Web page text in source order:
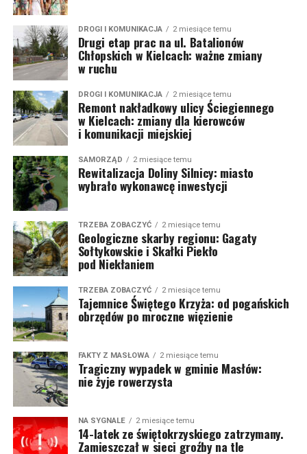
DROGI I KOMUNIKACJA 2 miesiące temu
Drugi etap prac na ul. Batalionów
Chłopskich w Kielcach: ważne zmiany
w ruchu
DROGI I KOMUNIKACJA 2 miesiące temu
Remont nakładkowy ulicy Ściegiennego
w Kielcach: zmiany dla kierowców
i komunikacji miejskiej
SAMORZĄD 2 miesiące temu
Rewitalizacja Doliny Silnicy: miasto
wybrało wykonawcę inwestycji
TRZEBA ZOBACZYĆ 2 miesiące temu
Geologiczne skarby regionu: Gagaty
Sołtykowskie i Skałki Piekło
pod Niekłaniem
TRZEBA ZOBACZYĆ 2 miesiące temu
Tajemnice Świętego Krzyża: od pogańskich
obrzędów po mroczne więzienie
FAKTY Z MASŁOWA 2 miesiące temu
Tragiczny wypadek w gminie Masłów:
nie żyje rowerzysta
NA SYGNALE 2 miesiące temu
14-latek ze świętokrzyskiego zatrzymany.
Zamieszczał w sieci groźby na tle